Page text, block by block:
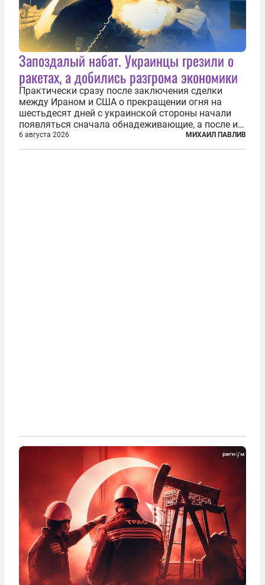
Запоздалый набат. Украинцы грезили о
ракетах, а добились разгрома экономики
Практически сразу после заключения сделки
между Ираном и США о прекращении огня на
шестьдесят дней с украинской стороны начали
появляться сначала обнадеживающие, а после и
вовсе бравурные заявления про некий «перелом»
в войне. Вероятно, в сознании первых лиц
6 августа 2026 МИХАИЛ ПАВЛИВ